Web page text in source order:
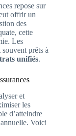
repose sur
offrir un
des
cette
Les
prêts à
unifiés.
et
les
d’atteindre
Voici